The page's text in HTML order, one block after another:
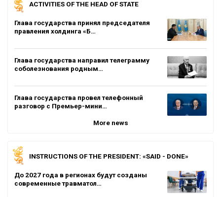
ACTIVITIES OF THE HEAD OF STATE
Глава государства принял председателя
правления холдинга «Б…
Глава государства направил телеграмму
соболезнования родным…
Глава государства провел телефонный
разговор с Премьер-мини…
More news
INSTRUCTIONS OF THE PRESIDENT: «SAID - DONE»
До 2027 года в регионах будут созданы
современные травматол…